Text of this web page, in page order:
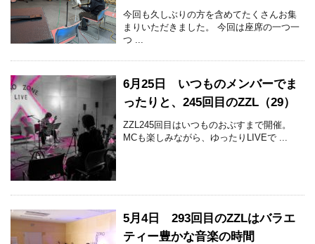
今回も久しぶりの方を含めてたくさんお集
まりいただきました。 今回は座席の一つ一
つ ...
6月25日 いつものメンバーでま
ったりと、245回目のZZL（29）
ZZL245回目はいつものおぶすまで開催。
MCも楽しみながら、ゆったりLIVEで ...
5月4日 293回目のZZLはバラエ
ティー豊かな音楽の時間